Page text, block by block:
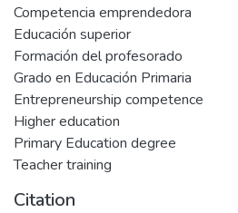
Competencia emprendedora
Educación superior
Formación del profesorado
Grado en Educación Primaria
Entrepreneurship competence
Higher education
Primary Education degree
Teacher training
Citation